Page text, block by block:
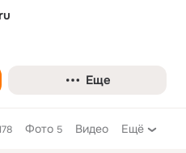
Еще
Фото 5 Видео Ещё